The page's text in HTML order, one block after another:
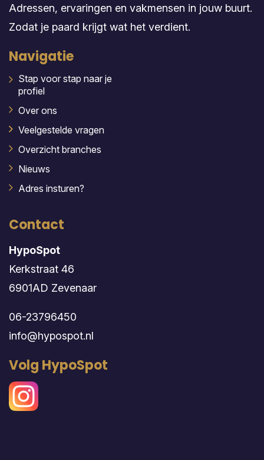
Adressen, ervaringen en vakmensen in jouw buurt.
Zodat je paard krijgt wat het verdient.
Navigatie
Stap voor stap naar je
profiel
Over ons
Veelgestelde vragen
Overzicht branches
Nieuws
Adres insturen?
Contact
HypoSpot
Kerkstraat 46
6901AD Zevenaar
06-23796450
info@hypospot.nl
Volg HypoSpot